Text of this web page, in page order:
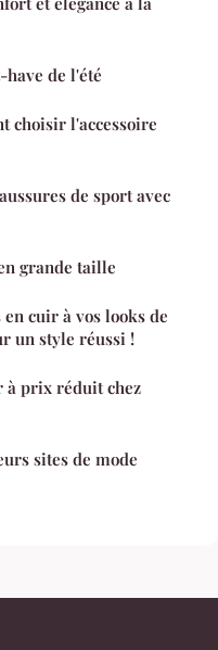
have de l'été
choisir l'accessoire
de sport avec
grande taille
cuir à vos looks de
un style réussi !
à prix réduit chez
sites de mode